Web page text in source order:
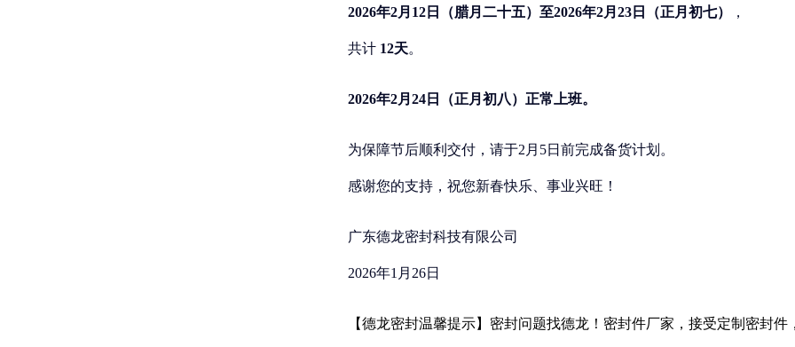
2026年2月12日（腊月二十五）至2026年2月23日（正月初七） ，
共计 12天。
2026年2月24日（正月初八）正常上班。
为保障节后顺利交付，请于2月5日前完成备货计划。
感谢您的支持，祝您新春快乐、事业兴旺！
广东德龙密封科技有限公司
2026年1月26日
【德龙密封温馨提示】密封问题找德龙！密封件厂家，接受定制密封